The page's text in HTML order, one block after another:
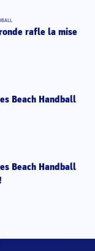
rafle la mise
Beach Handball
Beach Handball